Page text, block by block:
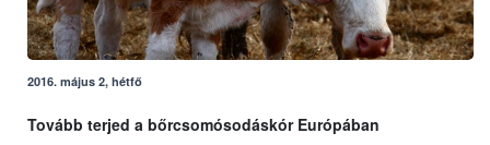
2016. május 2, hétfő
Tovább terjed a bőrcsomósodáskór Európában